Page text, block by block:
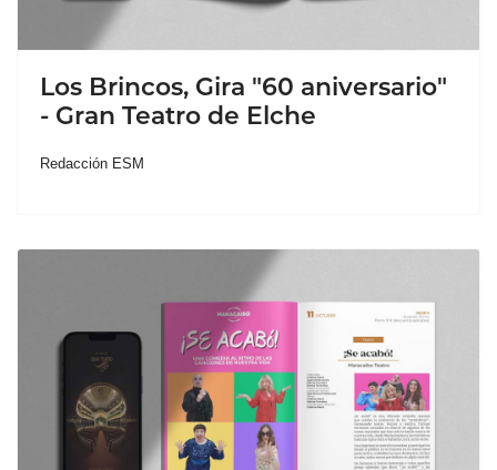
Los Brincos, Gira "60 aniversario"
- Gran Teatro de Elche
Redacción ESM